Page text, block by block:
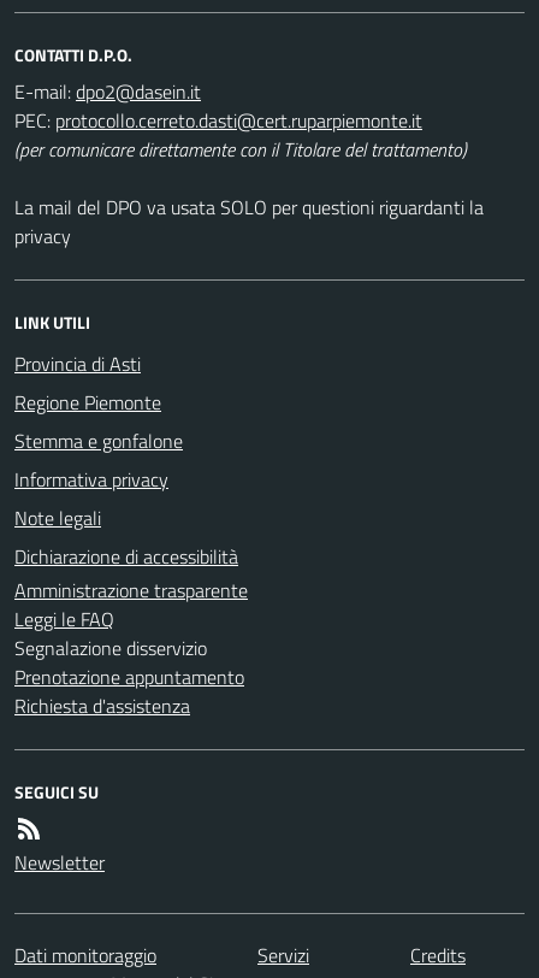
CONTATTI D.P.O.
E-mail:
PEC:
(per comunicare direttamente con il Titolare del trattamento)
La mail del DPO va usata SOLO per questioni riguardanti la
privacy
LINK UTILI
Provincia di Asti
Regione Piemonte
Stemma e gonfalone
Informativa privacy
Note legali
Dichiarazione di accessibilità
Amministrazione trasparente
Leggi le FAQ
Segnalazione disservizio
Prenotazione appuntamento
Richiesta d'assistenza
SEGUICI SU
Newsletter
Dati monitoraggio Servizi
Credits